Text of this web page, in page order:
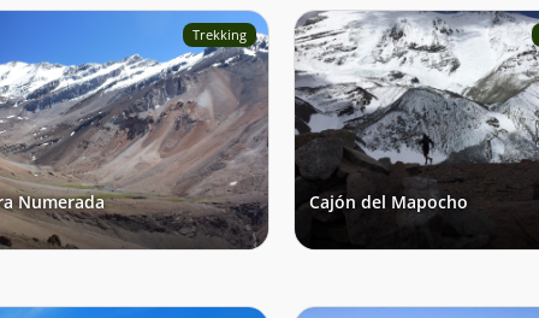
Trekking
Numerada Cajón del Mapocho